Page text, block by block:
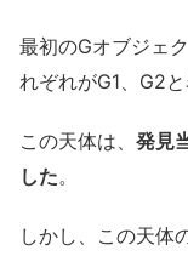
最初のGオブジェ
れぞれがG1、G2
この天体は、 発見
した。
しかし、この天体